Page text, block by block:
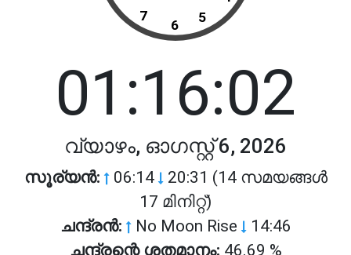
7
6 5
01:16:02
വ്യാഴം, ഓഗസ്റ്റ് 6, 2026
സൂര്യൻ: 06:14 20:31 (14 സമയങ്ങൾ
17 മിനിറ്റ്)
ചന്ദ്രൻ: No Moon Rise 14:46
ചന്ദ്രന്റെ ശതമാനം: 46.69 %